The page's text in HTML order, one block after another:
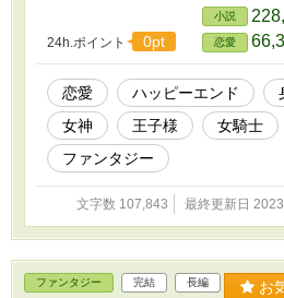
の国はより険悪な関係になってくる。
実で一途な火を纏う王子と、冷たいの
の恋愛攻防戦。
24h.ポイント 0pt
小説
恋愛
恋愛 ハッピーエンド
女神
王子様 女騎士
ファンタジー
文字数 107,843 最終更新日
ファンタジー 完結 長編 お